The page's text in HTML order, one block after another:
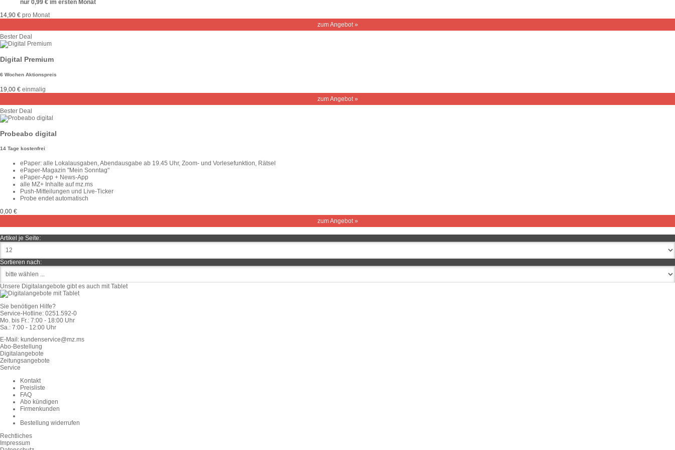
nur 0,99 € im ersten Monat
14,90 € pro Monat
zum Angebot »
Bester Deal
Digital Premium
6 Wochen Aktionspreis
19,00 € einmalig
zum Angebot »
Bester Deal
Probeabo digital
14 Tage kostenfrei
ePaper: alle Lokalausgaben, Abendausgabe ab 19.45 Uhr, Zoom- und Vorlesefunktion, Rätsel
ePaper-Magazin "Mein Sonntag"
ePaper-App + News-App
alle MZ+ Inhalte auf mz.ms
Push-Mitteilungen und Live-Ticker
Probe endet automatisch
0,00 €
zum Angebot »
Artikel je Seite:
Sortieren nach:
Unsere Digitalangebote gibt es auch mit Tablet
Sie benötigen Hilfe?
Service-Hotline: 0251.592-0
Mo. bis Fr.: 7:00 - 18:00 Uhr
Sa.: 7:00 - 12:00 Uhr
E-Mail: kundenservice@mz.ms
Abo-Bestellung
Digitalangebote
Zeitungsangebote
Service
Kontakt
Preisliste
FAQ
Abo kündigen
Firmenkunden
Bestellung widerrufen
Rechtliches
Impressum